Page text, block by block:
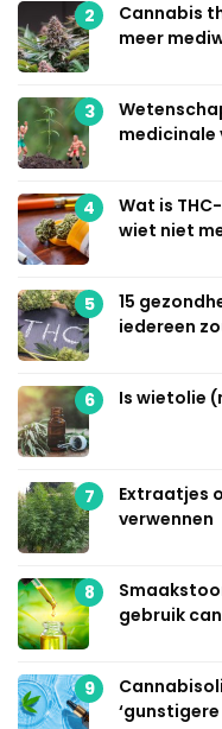
2
Cannabis
meer
3
medicinale
4
Wat is
wiet niet
5
15
iedereen
6 Is wietolie
7
Extraatjes
verwennen
8
gebruik
9